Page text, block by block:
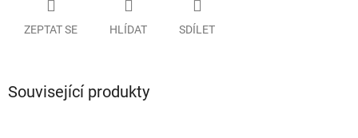
ZEPTAT SE HLÍDAT SDÍLET
Související produkty